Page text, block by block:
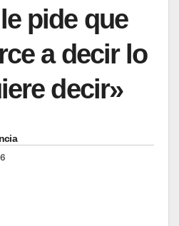
pide que
a decir lo
decir»